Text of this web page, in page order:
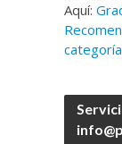
Aquí: